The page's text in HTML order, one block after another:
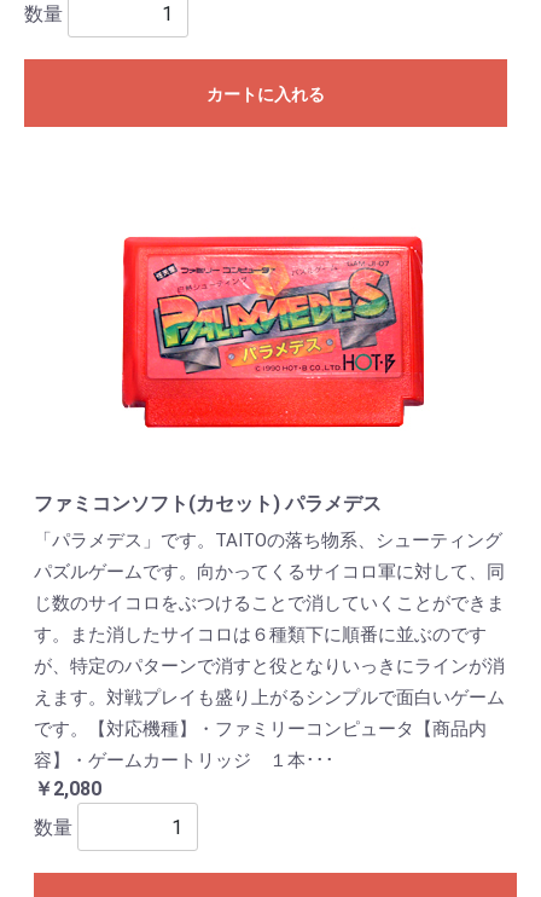
数量
カートに入れる
ファミコンソフト(カセット) パラメデス
「パラメデス」です。TAITOの落ち物系、シューティング
パズルゲームです。向かってくるサイコロ軍に対して、同
じ数のサイコロをぶつけることで消していくことができま
す。また消したサイコロは６種類下に順番に並ぶのです
が、特定のパターンで消すと役となりいっきにラインが消
えます。対戦プレイも盛り上がるシンプルで面白いゲーム
です。【対応機種】・ファミリーコンピュータ【商品内
容】・ゲームカートリッジ １本･･･
￥2,080
数量